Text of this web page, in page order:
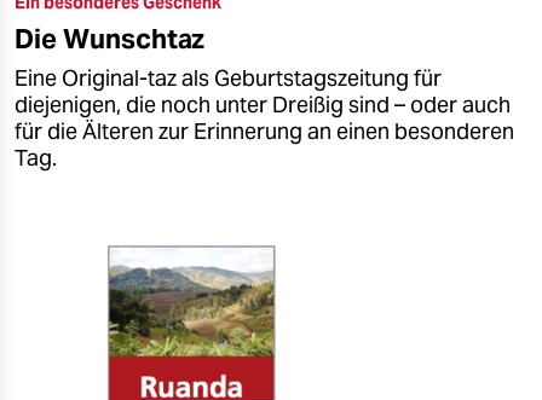
epaper login
Die Wunschtaz
Eine Original-taz als Geburtstagszeitung für
diejenigen, die noch unter Dreißig sind – oder auch
für die Älteren zur Erinnerung an einen besonderen
Tag.